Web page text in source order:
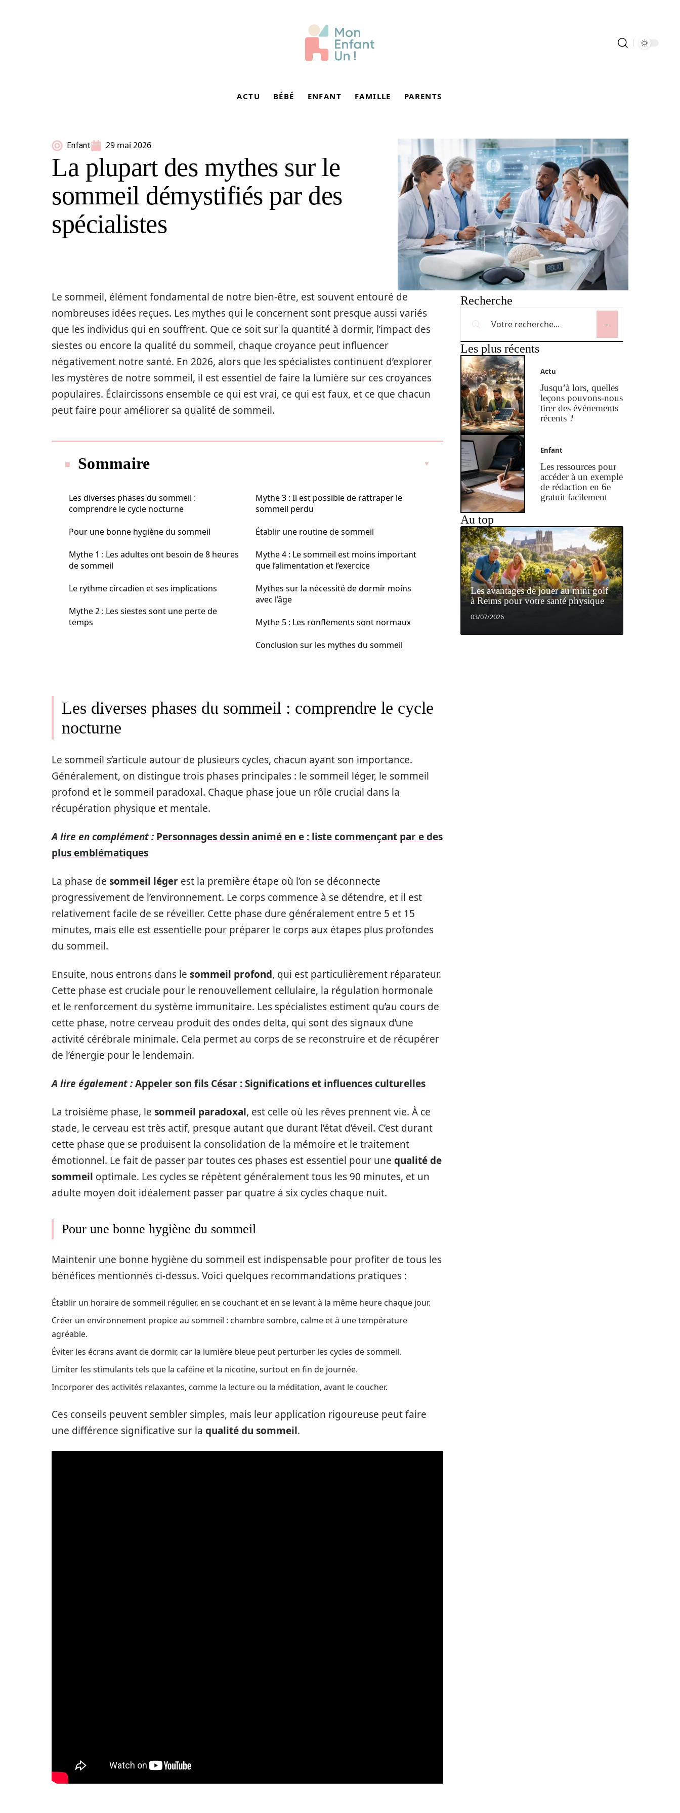
ACTU BÉBÉ ENFANT FAMILLE PARENTS
Enfant 29 mai 2026
La plupart des mythes sur le
sommeil démystifiés par des
spécialistes
Le sommeil, élément fondamental de notre bien-être, est souvent entouré de
nombreuses idées reçues. Les mythes qui le concernent sont presque aussi variés
que les individus qui en souffrent. Que ce soit sur la quantité à dormir, l’impact des
siestes ou encore la qualité du sommeil, chaque croyance peut influencer
négativement notre santé. En 2026, alors que les spécialistes continuent d’explorer
les mystères de notre sommeil, il est essentiel de faire la lumière sur ces croyances
populaires. Éclaircissons ensemble ce qui est vrai, ce qui est faux, et ce que chacun
peut faire pour améliorer sa qualité de sommeil.
Sommaire
Les diverses phases du sommeil :
comprendre le cycle nocturne
Pour une bonne hygiène du sommeil
Mythe 1 : Les adultes ont besoin de 8 heures
de sommeil
Le rythme circadien et ses implications
Mythe 2 : Les siestes sont une perte de
temps
Mythe 3 : Il est possible de rattraper le
sommeil perdu
Établir une routine de sommeil
Mythe 4 : Le sommeil est moins important
que l’alimentation et l’exercice
Mythes sur la nécessité de dormir moins
avec l’âge
Mythe 5 : Les ronflements sont normaux
Conclusion sur les mythes du sommeil
Les diverses phases du sommeil : comprendre le cycle
nocturne
Le sommeil s’articule autour de plusieurs cycles, chacun ayant son importance.
Généralement, on distingue trois phases principales : le sommeil léger, le sommeil
profond et le sommeil paradoxal. Chaque phase joue un rôle crucial dans la
récupération physique et mentale.
A lire en complément : Personnages dessin animé en e : liste commençant par e des
plus emblématiques
La phase de sommeil léger est la première étape où l’on se déconnecte
progressivement de l’environnement. Le corps commence à se détendre, et il est
relativement facile de se réveiller. Cette phase dure généralement entre 5 et 15
minutes, mais elle est essentielle pour préparer le corps aux étapes plus profondes
du sommeil.
Ensuite, nous entrons dans le sommeil profond, qui est particulièrement réparateur.
Cette phase est cruciale pour le renouvellement cellulaire, la régulation hormonale
et le renforcement du système immunitaire. Les spécialistes estiment qu’au cours de
cette phase, notre cerveau produit des ondes delta, qui sont des signaux d’une
activité cérébrale minimale. Cela permet au corps de se reconstruire et de récupérer
de l’énergie pour le lendemain.
A lire également :Appeler son fils César : Significations et influences culturelles
La troisième phase, le sommeil paradoxal, est celle où les rêves prennent vie. À ce
stade, le cerveau est très actif, presque autant que durant l’état d’éveil. C’est durant
cette phase que se produisent la consolidation de la mémoire et le traitement
émotionnel. Le fait de passer par toutes ces phases est essentiel pour une qualité de
sommeil optimale. Les cycles se répètent généralement tous les 90 minutes, et un
adulte moyen doit idéalement passer par quatre à six cycles chaque nuit.
Pour une bonne hygiène du sommeil
Maintenir une bonne hygiène du sommeil est indispensable pour profiter de tous les
bénéfices mentionnés ci-dessus. Voici quelques recommandations pratiques :
Établir un horaire de sommeil régulier, en se couchant et en se levant à la même heure chaque jour.
Créer un environnement propice au sommeil : chambre sombre, calme et à une température
agréable.
Éviter les écrans avant de dormir, car la lumière bleue peut perturber les cycles de sommeil.
Limiter les stimulants tels que la caféine et la nicotine, surtout en fin de journée.
Incorporer des activités relaxantes, comme la lecture ou la méditation, avant le coucher.
Ces conseils peuvent sembler simples, mais leur application rigoureuse peut faire
une différence significative sur la qualité du sommeil.
Recherche
Les plus récents
Actu
Jusqu’à lors, quelles
leçons pouvons-nous
tirer des événements
récents ?
Enfant
Les ressources pour
accéder à un exemple
de rédaction en 6e
gratuit facilement
Au top
Les avantages de jouer au mini golf
à Reims pour votre santé physique
03/07/2026